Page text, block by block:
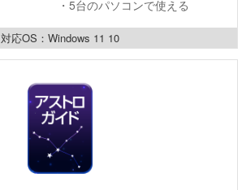
・5台のパソコンで使える
対応OS：Windows 11 10